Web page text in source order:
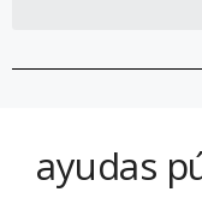
ayudas